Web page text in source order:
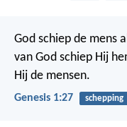
God schiep de mens
van God schiep Hij
Hij de mensen.
Genesis 1:27 schepping